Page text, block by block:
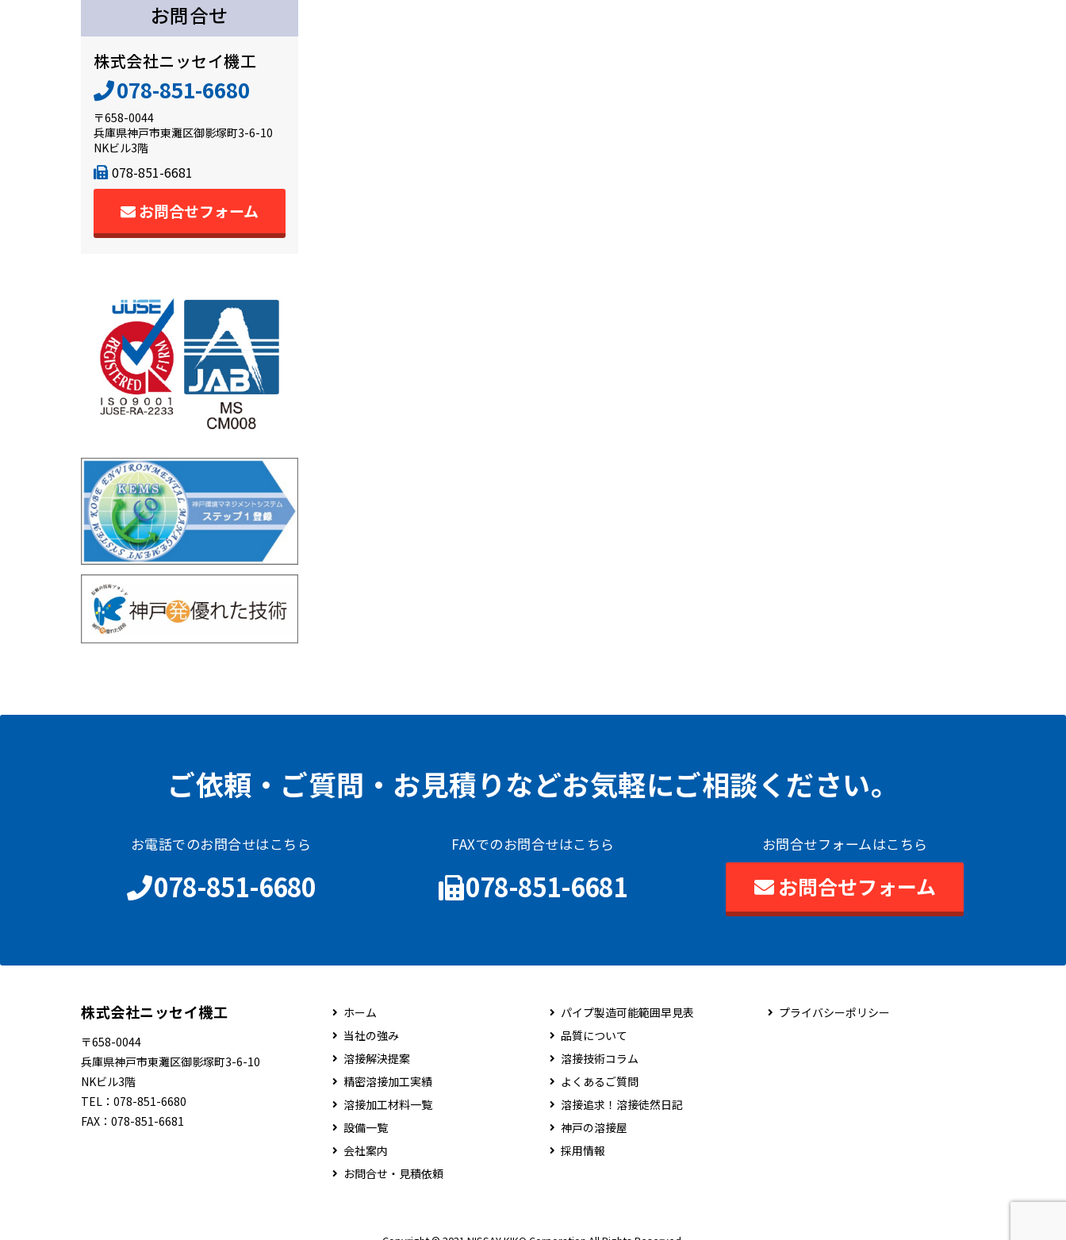
お問合せ
株式会社ニッセイ機工
078-851-6680
〒658-0044
兵庫県神戸市東灘区御影塚町3-6-10
NKビル3階
078-851-6681
お問合せフォーム
ご依頼・ご質問・お見積りなどお気軽にご相談ください。
お電話でのお問合せはこちら
078-851-6680
FAXでのお問合せはこちら
078-851-6681
お問合せフォームはこちら
お問合せフォーム
株式会社ニッセイ機工
〒658-0044
兵庫県神戸市東灘区御影塚町3-6-10
NKビル3階
TEL： 078-851-6680
FAX： 078-851-6681
ホーム
当社の強み
溶接解決提案
精密溶接加工実績
溶接加工材料一覧
設備一覧
会社案内
お問合せ・見積依頼
パイプ製造可能範囲早見表
品質について
溶接技術コラム
よくあるご質問
溶接追求！溶接徒然日記
神戸の溶接屋
採用情報
プライバシーポリシー